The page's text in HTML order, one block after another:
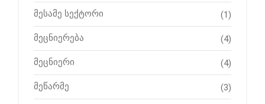
მესამე სექტორი (1)
მეცნიერება (4)
მეცნიერი (4)
მეწარმე (3)